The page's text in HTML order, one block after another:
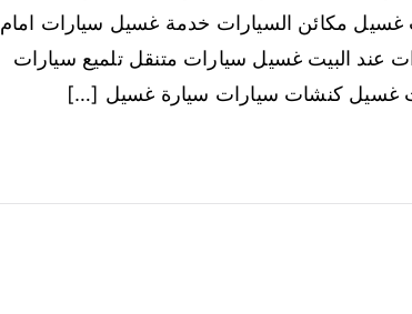
مكائن السيارات خدمة غسيل سيارات امام
البيت غسيل سيارات متنقل تلميع سيارات
غسيل كنشات سيارات سيارة غسيل […]